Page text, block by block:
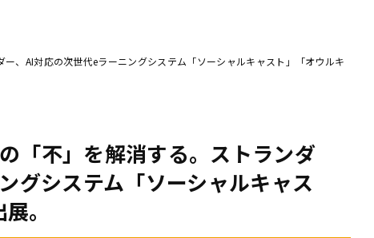
、AI対応の次世代eラーニングシステム「ソーシャルキャスト」「オウルキ
「不」を解消する。ストランダ
グシステム「ソーシャルキャス
。